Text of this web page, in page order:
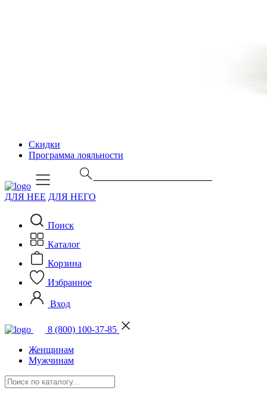
Скидки
Программа лояльности
ДЛЯ НЕЕ ДЛЯ НЕГО
Поиск
Каталог
Корзина
Избранное
Вход
8 (800) 100-37-85
Женщинам
Мужчинам